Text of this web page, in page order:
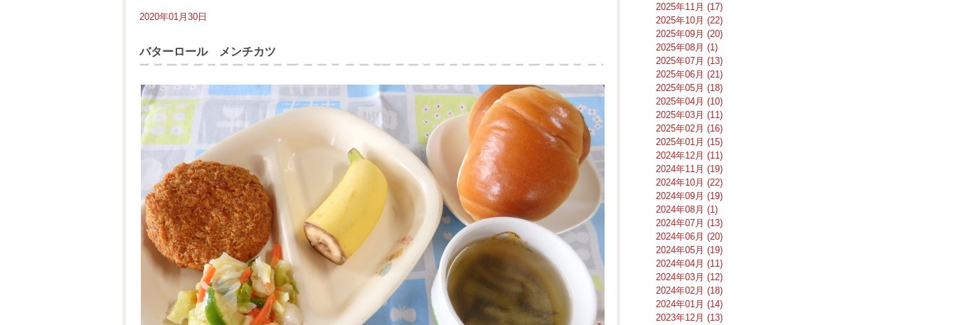
2020年01月30日
バターロール メンチカツ
2025年11月 (17)
2025年10月 (22)
2025年09月 (20)
2025年08月 (1)
2025年07月 (13)
2025年06月 (21)
2025年05月 (18)
2025年04月 (10)
2025年03月 (11)
2025年02月 (16)
2025年01月 (15)
2024年12月 (11)
2024年11月 (19)
2024年10月 (22)
2024年09月 (19)
2024年08月 (1)
2024年07月 (13)
2024年06月 (20)
2024年05月 (19)
2024年04月 (11)
2024年03月 (12)
2024年02月 (18)
2024年01月 (14)
2023年12月 (13)